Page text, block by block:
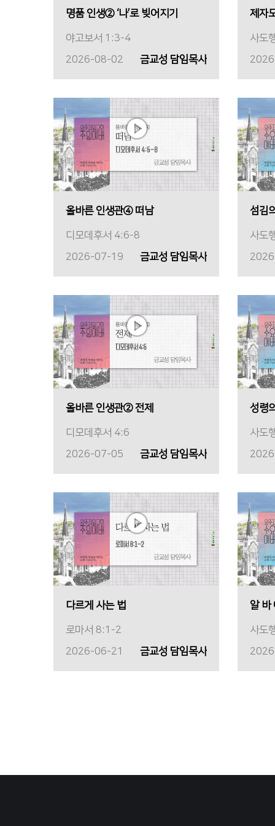
명품 인생② ‘나’로 빚어지기
야고보서 1:3-4
2026-08-02
금교성 담임목사
제자
사도
올바른 인생관④ 떠남
디모데후서 4:6-8
2026-07-19
금교성 담임목사
섬김
사도
올바른 인생관② 전제
디모데후서 4:6
2026-07-05
금교성 담임목사
성령
사도
다르게 사는 법
로마서 8:1-2
2026-06-21
금교성 담임목사
알 바
사도